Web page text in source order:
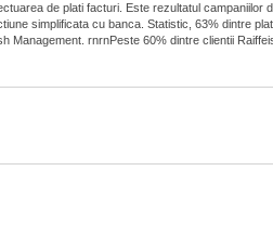
de plati facturi. Este rezultatul
simplificata cu banca. Statistic, 63% dintre
rnrnPeste 60% dintre clientii